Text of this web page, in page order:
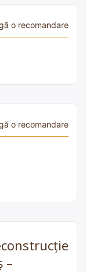
o recomandare
o recomandare
–